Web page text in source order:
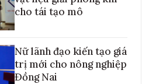
cho tái tạo mô
Nữ lãnh đạo kiến tạo giá
trị mới cho nông nghiệp
Đồng Nai